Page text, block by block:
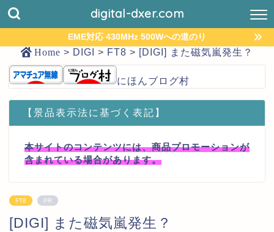
digital-dxer.com
EME対応 430MHz 500Wへの道のり
Home > DIGI > FT8 > [DIGI] また磁気嵐発生？
にほんブログ村
【景品表示法に基づく表記】
本サイトのコンテンツには、商品プロモーションが
含まれている場合があります。
FT8 PR
[DIGI] また磁気嵐発生？